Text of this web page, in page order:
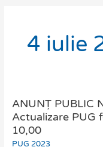
4 iulie
ANUNȚ PUBLIC
Actualizare PUG
10,00
PUG 2023
ANUNȚ
PUBLIC
NR.7
–